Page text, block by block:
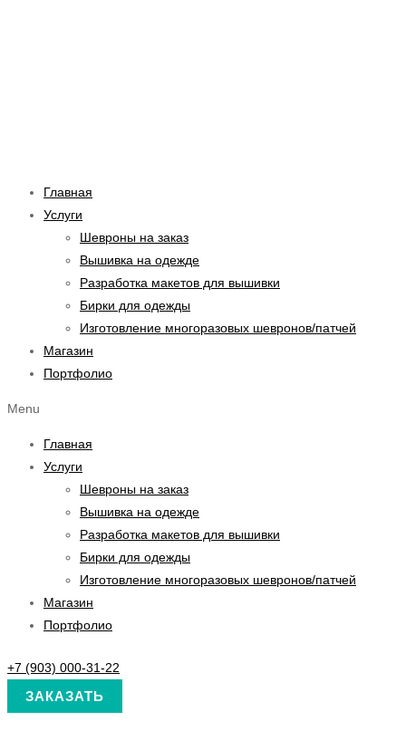
Главная
Услуги
Шевроны на заказ
Вышивка на одежде
Разработка макетов для вышивки
Бирки для одежды
Изготовление многоразовых шевронов/патчей
Магазин
Портфолио
Menu
Главная
Услуги
Шевроны на заказ
Вышивка на одежде
Разработка макетов для вышивки
Бирки для одежды
Изготовление многоразовых шевронов/патчей
Магазин
Портфолио
+7 (903) 000-31-22
ЗАКАЗАТЬ